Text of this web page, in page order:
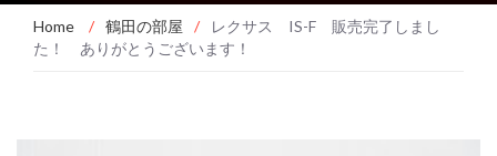
Home / 鶴田の部屋 /
レクサス IS-F 販売完了しまし
た！ ありがとうございます！